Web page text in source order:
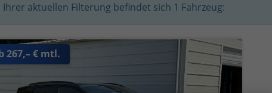
Ihrer aktuellen Filterung befindet sich 1 Fahrzeug:
267,– € mtl.